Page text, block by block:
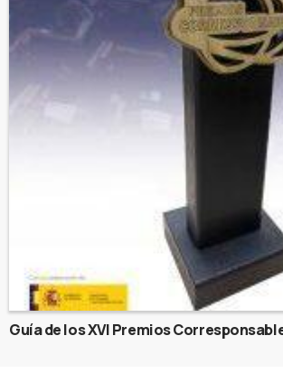
Guía de los XVI Premios